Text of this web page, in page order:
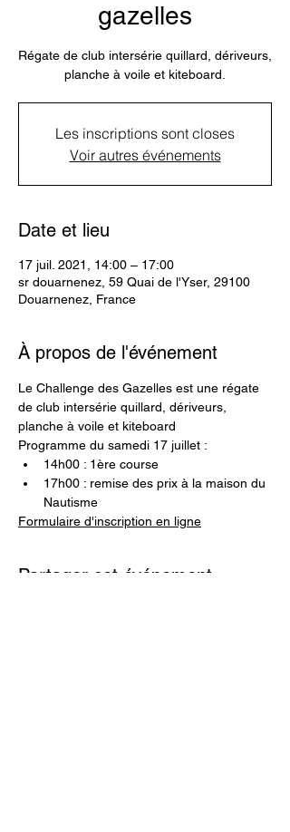
gazelles
Régate de club intersérie quillard, dériveurs,
planche à voile et kiteboard.
Les inscriptions sont closes
Voir autres événements
Date et lieu
17 juil. 2021, 14:00 – 17:00
sr douarnenez, 59 Quai de l'Yser, 29100
Douarnenez, France
À propos de l'événement
Le Challenge des Gazelles est une régate
de club intersérie quillard, dériveurs,
planche à voile et kiteboard
Programme du samedi 17 juillet :
14h00 : 1ère course
17h00 : remise des prix à la maison du
Nautisme
Formulaire d'inscription en ligne
Partager cet événement